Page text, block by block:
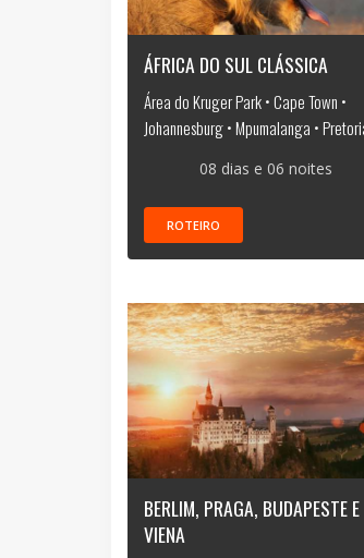
ÁFRICA DO SUL CLÁSSICA
Área do Kruger Park • Cape Town •
Johannesburg • Mpumalanga •
08 dias e 06 noites
ROTEIRO
BERLIM, PRAGA, BUDAPESTE E
VIENA